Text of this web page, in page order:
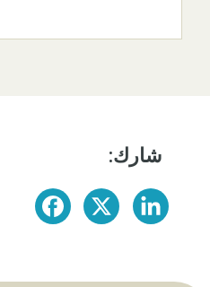
شارك: